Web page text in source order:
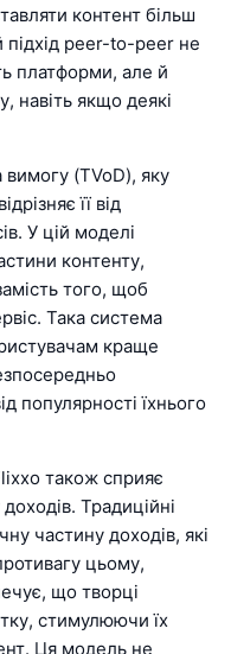
контент більш
peer-to-peer не
платформи, але й
навіть якщо деякі
вимогу (TVoD), яку
її від
У цій моделі
контенту,
того, щоб
Така система
краще
популярності їхнього
також сприяє
Традиційні
частину доходів, які
цьому,
що творці
стимулюючи їх
Ця модель не